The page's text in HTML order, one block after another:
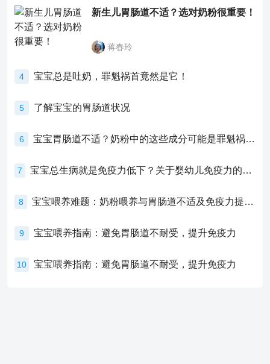
新生儿胃肠道不适？选对奶粉很重要！
蒋春玲
4 宝宝总是吐奶，罪魁祸首竟然是它！
5 了解宝宝的胃肠道状况
6 宝宝胃肠道不适？奶粉中的这些成分可能是罪魁祸首！
7 宝宝总生病就是免疫力低下？关于婴幼儿免疫力的真相，家长必须了解！
8 宝宝喂养难题：奶粉喂养与胃肠道不适及免疫力提升的奥秘
9 宝宝喂养指南：避免胃肠道不耐受，提升免疫力
10 宝宝喂养指南：避免胃肠道不耐受，提升免疫力